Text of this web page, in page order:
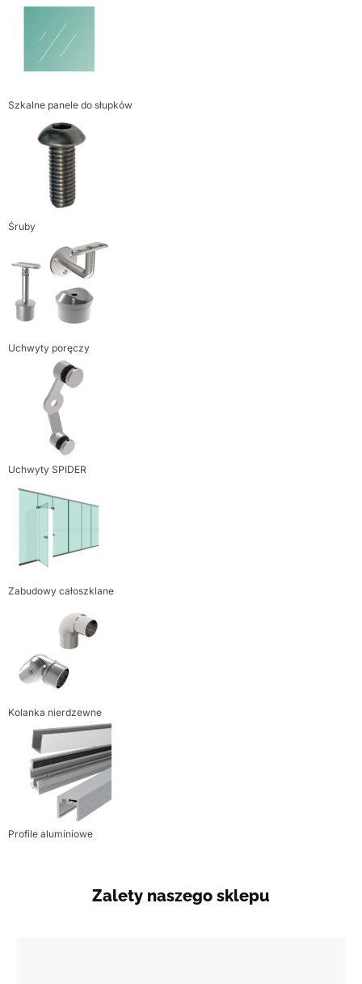
Szkalne panele do słupków
Śruby
Uchwyty poręczy
Uchwyty SPIDER
Zabudowy całoszklane
Kolanka nierdzewne
Profile aluminiowe
Zalety naszego sklepu